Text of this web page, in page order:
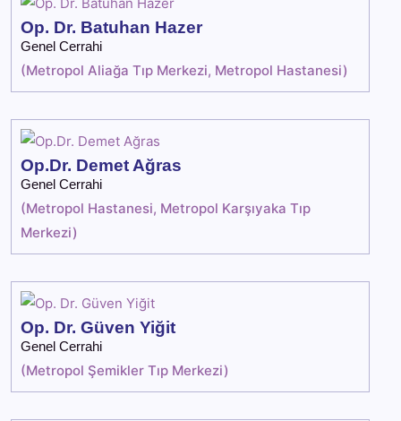
Op. Dr. Batuhan Hazer
Genel Cerrahi
(Metropol Aliağa Tıp Merkezi, Metropol Hastanesi)
Op.Dr. Demet Ağras
Genel Cerrahi
(Metropol Hastanesi, Metropol Karşıyaka Tıp
Merkezi)
Op. Dr. Güven Yiğit
Genel Cerrahi
(Metropol Şemikler Tıp Merkezi)